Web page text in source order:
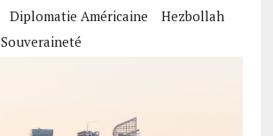
Diplomatie Américaine
Hezbollah
Souveraineté